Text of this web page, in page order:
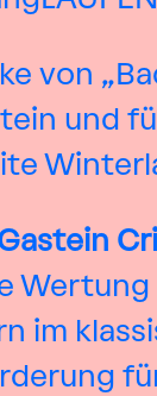
von
und
Wertung
im